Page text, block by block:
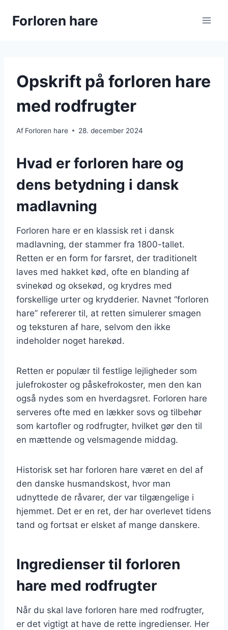
Forloren hare
Opskrift på forloren hare
med rodfrugter
Af Forloren hare 28. december 2024
Hvad er forloren hare og
dens betydning i dansk
madlavning
Forloren hare er en klassisk ret i dansk
madlavning, der stammer fra 1800-tallet.
Retten er en form for farsret, der traditionelt
laves med hakket kød, ofte en blanding af
svinekød og oksekød, og krydres med
forskellige urter og krydderier. Navnet “forloren
hare” refererer til, at retten simulerer smagen
og teksturen af hare, selvom den ikke
indeholder noget harekød.
Retten er populær til festlige lejligheder som
julefrokoster og påskefrokoster, men den kan
også nydes som en hverdagsret. Forloren hare
serveres ofte med en lækker sovs og tilbehør
som kartofler og rodfrugter, hvilket gør den til
en mættende og velsmagende middag.
Historisk set har forloren hare været en del af
den danske husmandskost, hvor man
udnyttede de råvarer, der var tilgængelige i
hjemmet. Det er en ret, der har overlevet tidens
tand og fortsat er elsket af mange danskere.
Ingredienser til forloren
hare med rodfrugter
Når du skal lave forloren hare med rodfrugter,
er det vigtigt at have de rette ingredienser. Her